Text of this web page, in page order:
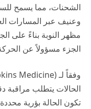
الشحنات، مما يسمح
وعنيف عبر المسارات
مظهر النوبة بناءً على
الجزء مسؤولاً عن
وفقاً لـ (Medicine
الحالات يتطلب مراقبة
تكون الحالة بؤرية